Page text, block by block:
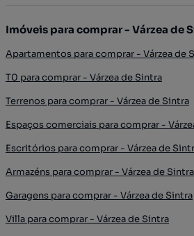
Imóveis para comprar - Várzea de
Apartamentos para comprar - Várzea de
T0 para comprar - Várzea de Sintra
Terrenos para comprar - Várzea de Sintra
Espaços comerciais para comprar -
Escritórios para comprar - Várzea de
Armazéns para comprar - Várzea de Sintra
Garagens para comprar - Várzea de Sintra
Villa para comprar - Várzea de Sintra